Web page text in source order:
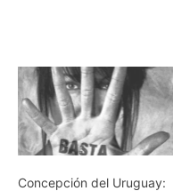
Concepción del Uruguay: